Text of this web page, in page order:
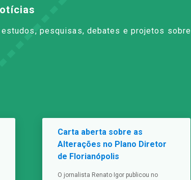
pesquisas, debates e projetos sobre
Carta aberta sobre as
Alterações no Plano Diretor
de Florianópolis
O jornalista Renato Igor publicou no